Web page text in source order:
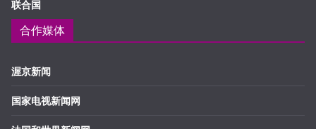
联合国
合作媒体
渥京新闻
国家电视新闻网